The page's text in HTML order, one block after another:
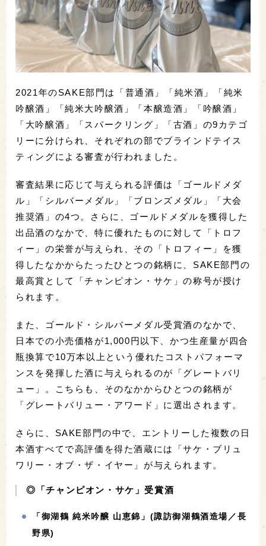
2021年のSAKE部門は「普通酒」「純米酒」「純米
吟醸酒」「純米大吟醸酒」「本醸造酒」「吟醸酒」
「大吟醸酒」「スパークリング」「古酒」の9カテゴ
リーに分けられ、それぞれの部でブラインドテイス
ティングによる審査が行われました。
審査結果に応じて与えられる評価は「ゴールドメダ
ル」「シルバーメダル」「ブロンズメダル」「大会
推奨酒」の4つ。さらに、ゴールドメダルを獲得した
出品酒のなかで、特に優れたものに対して「トロフ
ィー」の栄誉が与えられ、その「トロフィー」を獲
得したなかからたったひとつの銘柄に、SAKE部門の
最高賞として「チャンピオン・サケ」の称号が授け
られます。
また、ゴールド・シルバーメダル受賞酒のなかで、
日本での小売価格が1,000円以下、かつ生産量が四合
瓶換算で10万本以上という優れたコストパフォーマ
ンスを発揮した酒に与えられるのが「グレートバリ
ュー」。こちらも、そのなかからひとつの銘柄が
「グレートバリュー・アワード」に選出されます。
さらに、SAKE部門の中で、エントリーした複数の日
本酒すべてで高評価を得た酒蔵には「サケ・ブリュ
ワリー・オブ・ザ・イヤー」が与えられます。
◎「チャンピオン・サケ」受賞酒
「御湖鶴 純米吟醸 山恵錦」(諏訪御湖鶴酒造場／長
野県)